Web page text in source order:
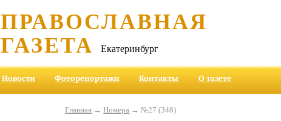
ПРАВОСЛАВНАЯ
ГАЗЕТА Екатеринбург
Новости Фоторепортажи Контакты О газете
Главная →Номера → №27 (348)